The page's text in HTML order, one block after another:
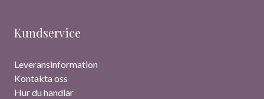
Kundservice
Leveransinformation
Kontakta oss
Hur du handlar